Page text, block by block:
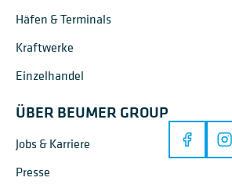
Häfen & Terminals
Kraftwerke
Einzelhandel
ÜBER BEUMER GROUP
Jobs & Karriere
Presse